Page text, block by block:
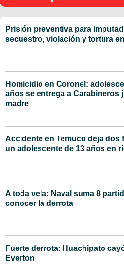
Prisión preventiva para
secuestro, violación y tortura
Homicidio en Coronel:
años se entrega a Carabineros
madre
Accidente en Temuco deja dos
un adolescente de 13 años en
A toda vela: Naval suma 8
conocer la derrota
Fuerte derrota: Huachipato
Everton